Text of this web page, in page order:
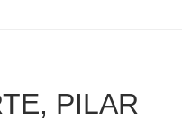
PILAR